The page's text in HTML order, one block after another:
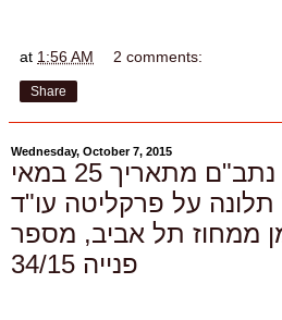
at 1:56 AM 2 comments:
Share
Wednesday, October 7, 2015
תגובה להחלטת נתב"ם מתאריך 25 במאי
של תלונה על פרקליטה עו"ד
ממחוז תל אביב, מספר
פנייה 34/15